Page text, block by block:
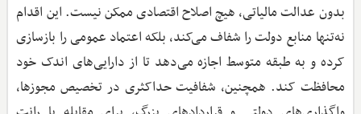
بدون عدالت مالیاتی، هیچ اصلاح اقتصادی ممکن نیست. این اقدام
نه‌تنها منابع دولت را شفاف می‌کند، بلکه اعتماد عمومی را بازسازی
کرده و به طبقه متوسط اجازه می‌دهد تا از دارایی‌های اندک خود
محافظت کند. همچنین، شفافیت حداکثری در تخصیص مجوزها،